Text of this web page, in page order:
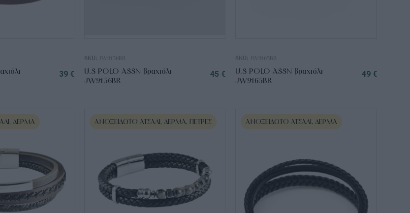
39 €
SKU: JW9136BR
U.S POLO ASSN βραχιόλι
JW9136BR
45 €
SKU: JW9165BR
U.S POLO ASSN βραχιόλι
JW9165BR
49 €
ΔΈΡΜΑ ΑΝΟΞΕΊΔΩΤΟ ΑΤΣΆΛΙ, ΔΈΡΜΑ, ΠΈΤΡΕΣ ΑΝΟΞΕΊΔΩΤΟ ΑΤΣΆΛΙ, ΔΈΡΜΑ